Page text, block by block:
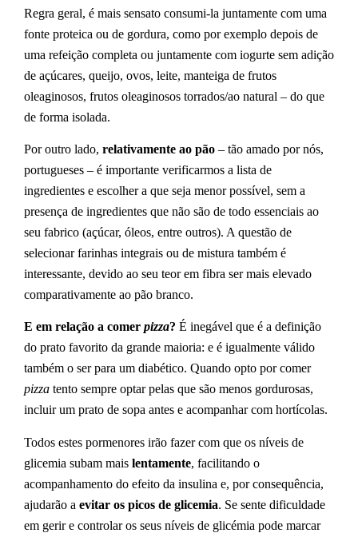
Regra geral, é mais sensato consumi-la juntamente com uma
fonte proteica ou de gordura, como por exemplo depois de
uma refeição completa ou juntamente com iogurte sem adição
de açúcares, queijo, ovos, leite, manteiga de frutos
oleaginosos, frutos oleaginosos torrados/ao natural – do que
de forma isolada.
Por outro lado, relativamente ao pão – tão amado por nós,
portugueses – é importante verificarmos a lista de
ingredientes e escolher a que seja menor possível, sem a
presença de ingredientes que não são de todo essenciais ao
seu fabrico (açúcar, óleos, entre outros). A questão de
selecionar farinhas integrais ou de mistura também é
interessante, devido ao seu teor em fibra ser mais elevado
comparativamente ao pão branco.
E em relação a comer pizza? É inegável que é a definição
do prato favorito da grande maioria: e é igualmente válido
também o ser para um diabético. Quando opto por comer
pizza tento sempre optar pelas que são menos gordurosas,
incluir um prato de sopa antes e acompanhar com hortícolas.
Todos estes pormenores irão fazer com que os níveis de
glicemia subam mais lentamente, facilitando o
acompanhamento do efeito da insulina e, por consequência,
ajudarão a evitar os picos de glicemia. Se sente dificuldade
em gerir e controlar os seus níveis de glicémia pode marcar